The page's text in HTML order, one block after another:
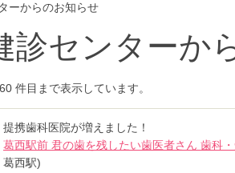
ーからのお知らせ
診センターか
件目まで表示しています。
提携歯科医院が増えました！
葛西駅前 君の歯を残したい歯医者さん 歯科
葛西駅)